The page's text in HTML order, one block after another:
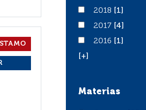
20182018
[1]
20172017
[4]
20162016
[1]
[+]
Materias